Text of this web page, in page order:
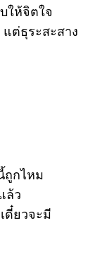
ให้จิตใจ
ต่ธุระสะสาง
ถูกไหม
ล้ว
ดี๋ยวจะมี